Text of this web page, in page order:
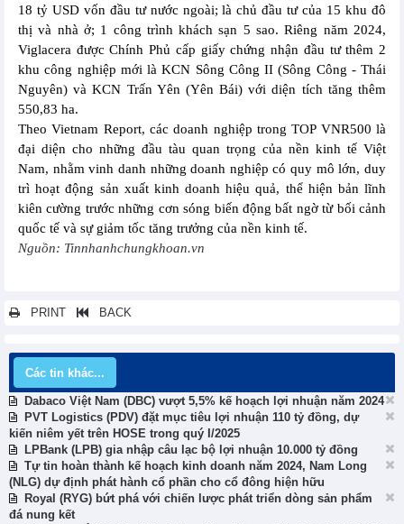
18 tỷ USD vốn đầu tư nước ngoài; là chủ đầu tư của 15 khu đô
thị và nhà ở; 1 công trình khách sạn 5 sao. Riêng năm 2024,
Viglacera được Chính Phủ cấp giấy chứng nhận đầu tư thêm 2
khu công nghiệp mới là KCN Sông Công II (Sông Công - Thái
Nguyên) và KCN Trấn Yên (Yên Bái) với diện tích tăng thêm
550,83 ha.
Theo Vietnam Report, các doanh nghiệp trong TOP VNR500 là
đại diện cho những đầu tàu quan trọng của nền kinh tế Việt
Nam, nhằm vinh danh những doanh nghiệp có quy mô lớn, duy
trì hoạt động sản xuất kinh doanh hiệu quả, thể hiện bản lĩnh
kiên cường trước những cơn sóng biến động bất ngờ từ bối cảnh
quốc tế và sự giảm tốc tăng trưởng của nền kinh tế.
Nguồn: Tinnhanhchungkhoan.vn
PRINT BACK
Các tin khác...
Dabaco Việt Nam (DBC) vượt 5,5% kế hoạch lợi nhuận năm 2024
PVT Logistics (PDV) đặt mục tiêu lợi nhuận 110 tỷ đồng, dự
kiến niêm yết trên HOSE trong quý I/2025
LPBank (LPB) gia nhập câu lạc bộ lợi nhuận 10.000 tỷ đồng
Tự tin hoàn thành kế hoạch kinh doanh năm 2024, Nam Long
(NLG) dự định phát hành cổ phần cho cổ đông hiện hữu
Royal (RYG) bứt phá với chiến lược phát triển dòng sản phẩm
đá nung kết